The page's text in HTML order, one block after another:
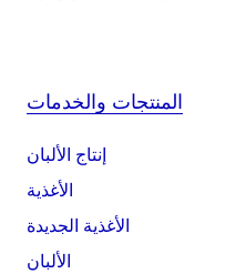
المنتجات والخدمات
إنتاج الألبان
الأغذية
الأغذية الجديدة
الألبان